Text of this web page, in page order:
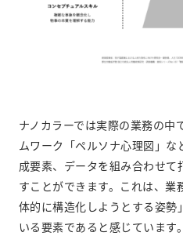
ナノカラーでは実際の業務の中
ムワーク「ペルソナ心理図」な
成要素、データを組み合わせて
すことができます。これは、業
体的に構造化しようとする姿勢
いる要素であると感じています。